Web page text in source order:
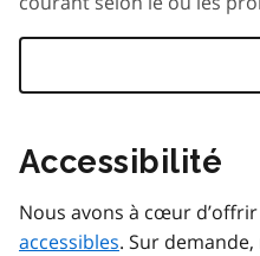
Accessibilité
Nous avons à cœur
accessibles. Sur